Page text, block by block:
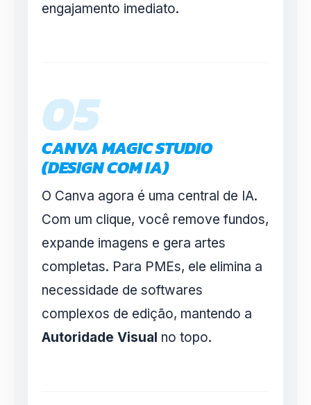
engajamento imediato.
05
CANVA MAGIC STUDIO
(DESIGN COM IA)
O Canva agora é uma central de IA.
Com um clique, você remove fundos,
expande imagens e gera artes
completas. Para PMEs, ele elimina a
necessidade de softwares
complexos de edição, mantendo a
Autoridade Visual no topo.